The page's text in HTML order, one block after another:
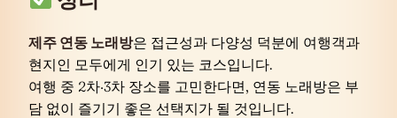
제주 연동 노래방은 접근성과 다양성 덕분에 여행객과
현지인 모두에게 인기 있는 코스입니다.
여행 중 2차·3차 장소를 고민한다면, 연동 노래방은 부
담 없이 즐기기 좋은 선택지가 될 것입니다.